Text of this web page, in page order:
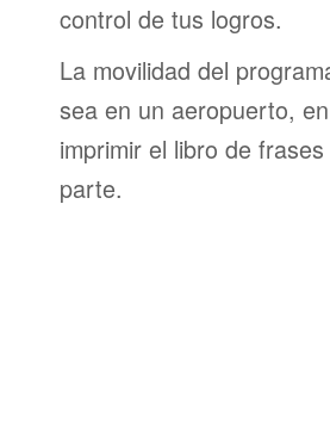
control de tus logros.
La movilidad del
sea en un aeropuerto,
imprimir el libro de
parte.